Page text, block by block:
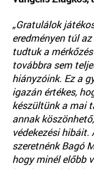
„Gratulálok
eredményen túl
tudtuk a
továbbra sem
hiányzóink. Ez a
igazán értékes,
készültünk a mai
annak
védekezési
szeretnénk Bagó
hogy minél előbb